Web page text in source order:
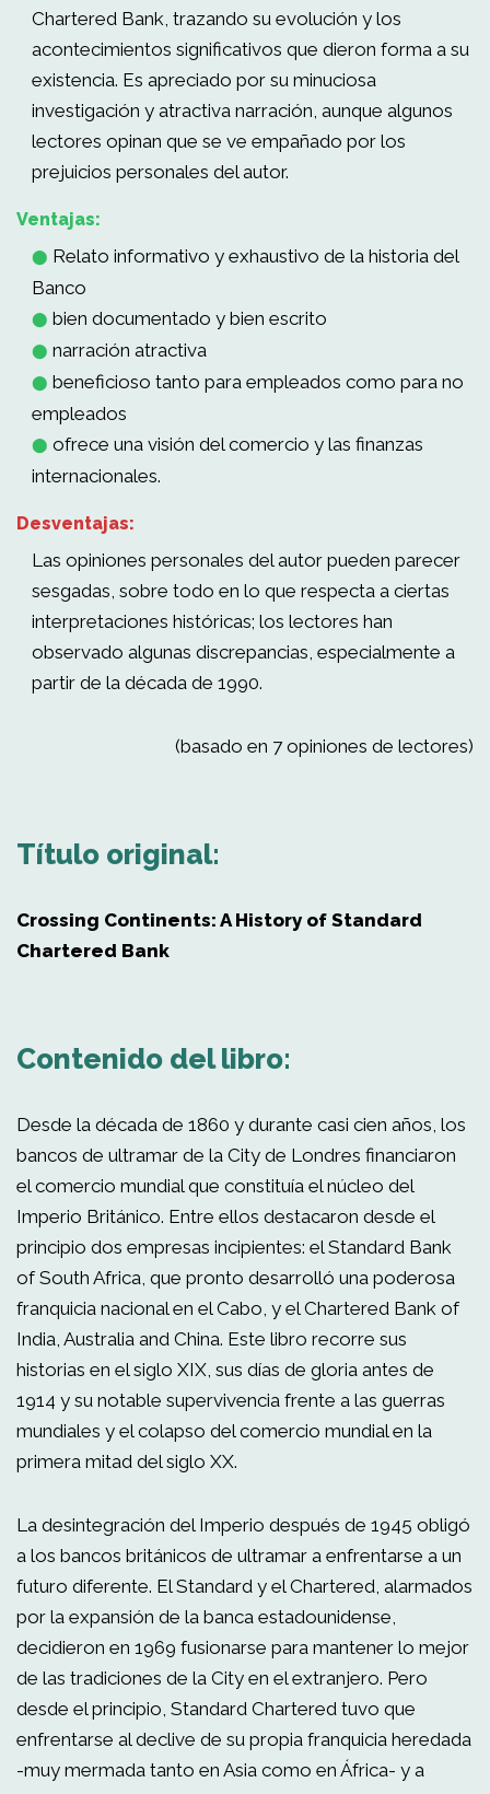
Chartered Bank, trazando su evolución y los
acontecimientos significativos que dieron forma a su
existencia. Es apreciado por su minuciosa
investigación y atractiva narración, aunque algunos
lectores opinan que se ve empañado por los
prejuicios personales del autor.
Ventajas:
⬤ Relato informativo y exhaustivo de la historia del
Banco
⬤ bien documentado y bien escrito
⬤ narración atractiva
⬤ beneficioso tanto para empleados como para no
empleados
⬤ ofrece una visión del comercio y las finanzas
internacionales.
Desventajas:
Las opiniones personales del autor pueden parecer
sesgadas, sobre todo en lo que respecta a ciertas
interpretaciones históricas; los lectores han
observado algunas discrepancias, especialmente a
partir de la década de 1990.
(basado en 7 opiniones de lectores)
Título original:
Crossing Continents: A History of Standard
Chartered Bank
Contenido del libro:
Desde la década de 1860 y durante casi cien años, los
bancos de ultramar de la City de Londres financiaron
el comercio mundial que constituía el núcleo del
Imperio Británico. Entre ellos destacaron desde el
principio dos empresas incipientes: el Standard Bank
of South Africa, que pronto desarrolló una poderosa
franquicia nacional en el Cabo, y el Chartered Bank of
India, Australia and China. Este libro recorre sus
historias en el siglo XIX, sus días de gloria antes de
1914 y su notable supervivencia frente a las guerras
mundiales y el colapso del comercio mundial en la
primera mitad del siglo XX.
La desintegración del Imperio después de 1945 obligó
a los bancos británicos de ultramar a enfrentarse a un
futuro diferente. El Standard y el Chartered, alarmados
por la expansión de la banca estadounidense,
decidieron en 1969 fusionarse para mantener lo mejor
de las tradiciones de la City en el extranjero. Pero
desde el principio, Standard Chartered tuvo que
enfrentarse al declive de su propia franquicia heredada
-muy mermada tanto en Asia como en África- y a